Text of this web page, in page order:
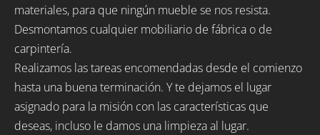
materiales, para que ningún mueble se nos resista.
Desmontamos cualquier mobiliario de fábrica o de
carpintería.
Realizamos las tareas encomendadas desde el comienzo
hasta una buena terminación. Y te dejamos el lugar
asignado para la misión con las características que
deseas, incluso le damos una limpieza al lugar.